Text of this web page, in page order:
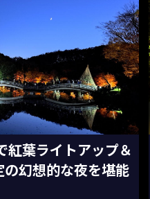
紅葉ライトアップ＆
幻想的な夜を堪能